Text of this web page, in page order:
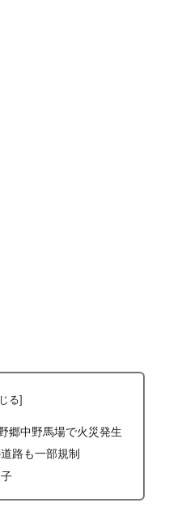
中野馬場で火災発生
路も一部規制